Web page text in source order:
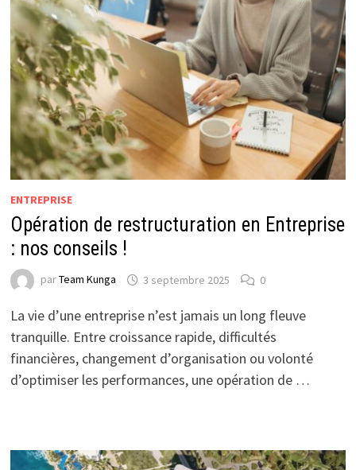
ENTREPRISE
Opération de restructuration en Entreprise
: nos conseils !
parTeam Kunga 3 septembre 2025 0
La vie d’une entreprise n’est jamais un long fleuve
tranquille. Entre croissance rapide, difficultés
financières, changement d’organisation ou volonté
d’optimiser les performances, une opération de …